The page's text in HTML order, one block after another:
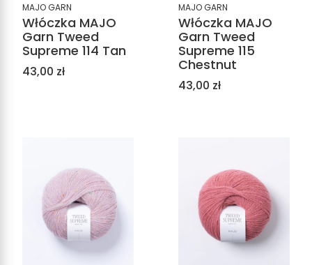
MAJO GARN
Włóczka MAJO
Garn Tweed
Supreme 114 Tan
Cena
43,00 zł
MAJO GARN
Włóczka MAJO
Garn Tweed
Supreme 115
Chestnut
Cena
43,00 zł